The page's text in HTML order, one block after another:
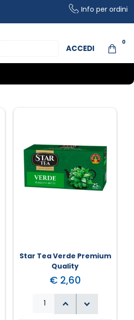
Info per ordini
0
ACCEDI
Star Tea Verde Premium
Quality
€ 2,60